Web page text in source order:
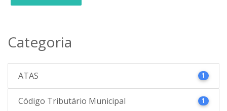
Categoria
ATAS 1
Código Tributário Municipal 1